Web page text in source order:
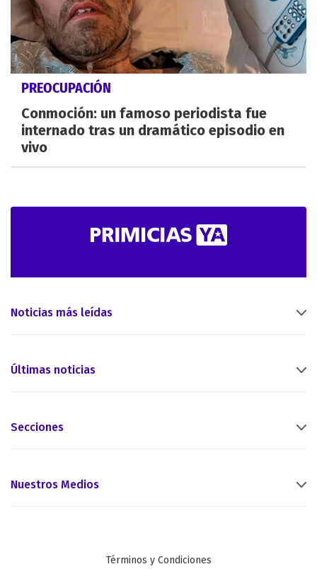
PREOCUPACIÓN
Conmoción: un famoso periodista fue
internado tras un dramático episodio en
vivo
Noticias más leídas
Últimas noticias
Secciones
Nuestros Medios
Términos y Condiciones